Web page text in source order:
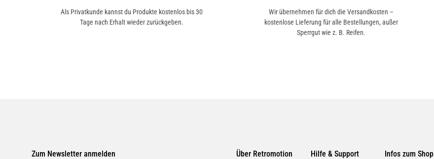
Als Privatkunde kannst du Produkte kostenlos bis 30
Tage nach Erhalt wieder zurückgeben.
Wir übernehmen für dich die Versandkosten –
kostenlose Lieferung für alle Bestellungen, außer
Sperrgut wie z. B. Reifen.
Zum Newsletter anmelden Über Retromotion Hilfe & Support Infos zum Shop